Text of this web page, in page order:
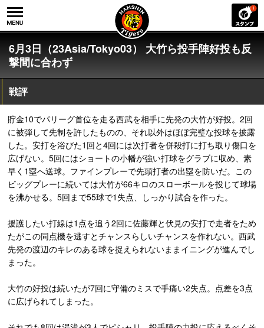
6月3日（23Asia/Tokyo03） 大竹ら投手陣好投も反
撃間に合わず
戦評
貯金10でパリーグ首位を走る西武を相手に先発の大竹が好投。2回
に被弾して先制を許したものの、それ以外はほぼ完璧な投球を披露
した。安打を浴びた1回と4回には次打者を併殺打に打ち取り傷口を
広げない。5回にはショートの小幡が強い打球をグラブに収め、素
早く1塁へ送球。ファインプレーで先頭打者の出塁を防いだ。この
ビッグプレーに続いては大竹が66キロのスローボールを投じて球場
を沸かせる。5回まで55球で1失点、しっかり試合を作った。
援護したい打線は1点を追う2回に佐藤輝と伏見の安打で走者をため
たがこの同点機を逃すとチャンスらしいチャンスを作れない。西武
先発の渡辺のキレのある球を捉えられないままイニングが進んでし
まった。
大竹の好投は続いたが7回に守備のミスで手痛い2失点。点差を3点
に広げられてしまった。